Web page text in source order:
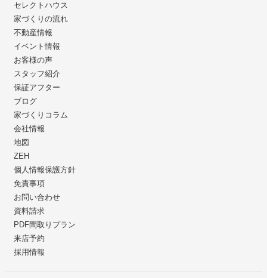
セレクトハウス
家づくりの流れ
不動産情報
イベント情報
お客様の声
スタッフ紹介
保証アフター
ブログ
家づくりコラム
会社情報
地図
ZEH
個人情報保護方針
免責事項
お問い合わせ
資料請求
PDF間取りプラン
来店予約
採用情報